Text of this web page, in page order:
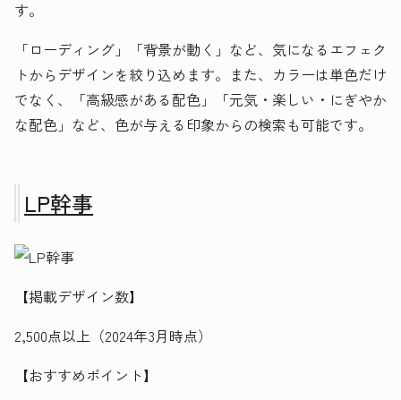
す。
「ローディング」「背景が動く」など、気になるエフェク
トからデザインを絞り込めます。また、カラーは単色だけ
でなく、「高級感がある配色」「元気・楽しい・にぎやか
な配色」など、色が与える印象からの検索も可能です。
LP幹事
【掲載デザイン数】
2,500点以上（2024年3月時点）
【おすすめポイント】